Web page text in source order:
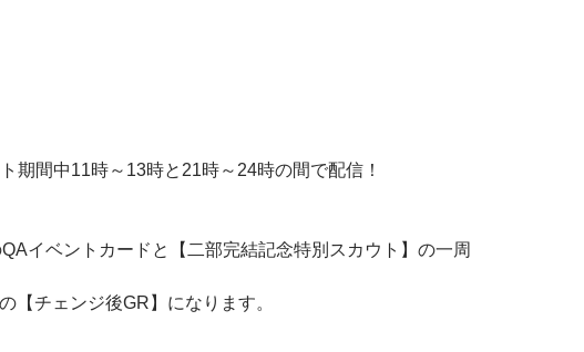
期間中11時～13時と21時～24時の間で配信！
イベントカードと【二部完結記念特別スカウト】の一周
チェンジ後GR】になります。